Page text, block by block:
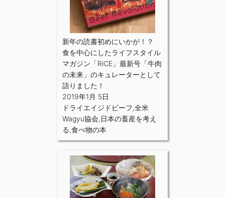
新年の読書初めにいかが！？
食を中心にしたライフスタイル
マガジン「RiCE」最新号「牛肉
の未来」のキュレーターとして
語りました！
2019年1月 5日
ドライエイジドビーフ,全米
Wagyu協会,日本の畜産を考え
る,食べ物の本